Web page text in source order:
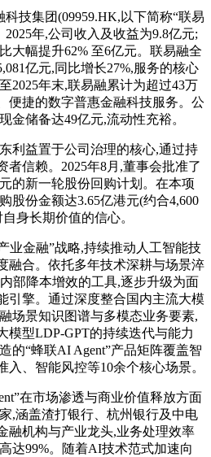
科技集团(09959.HK,以下简称“联易
2025年,公司收入及收益为9.8亿元;
大幅提升62% 至6亿元。联易融全
亿元,同比增长27%,服务的核心
2025年末,联易融累计为超过43万
便捷的数字普惠金融科技服务。公
金储备达49亿元,流动性充裕。
利益置于公司治理的核心,通过持
者信赖。2025年8月,董事会批准了
的新一轮股份回购计划。在本项
股份金额达3.65亿港元(约合4,600
身长期价值的信心。
业金融”战略,持续推动人工智能技
融合。依托多年技术深耕与场景淬
部降本增效的工具,逐步升级为面
引擎。通过深度整合国内主流大模
场景知识图谱与多模态业务要素,
模型LDP-GPT的持续迭代与能力
的“蜂联AI Agent”产品矩阵覆盖智
、智能风控等10余个核心场景。
在市场渗透与商业价值释放方面
,涵盖渣打银行、杭州银行及中电
融机构与产业龙头,业务处理效率
达99%。随着AI技术范式加速向